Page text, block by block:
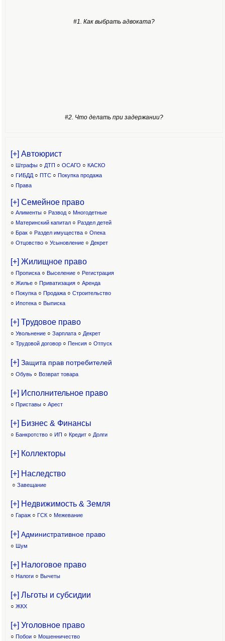
#1. Как выбрать адвоката?
#2. Что делать при задержании?
[+] Автоюрист
○ Штрафы ○ ДТП ○ ОСАГО ○ КАСКО
○ ГИБДД ○ ПТС ○ Покупка продажа
○ Права
[+] Семейное право
○ Алименты ○ Развод ○ Многодетные
○ Материнский капитал○ Раздел детей
○ Брак ○ Раздел имущества ○ Опека
○ Отцовство○ Усыновление ○ Декрет
[+] Жилищное право
○ Прописка ○ Выселение ○ Регистрация
○ Жилье ○ Приватизация ○ Аренда
○ Покупка ○ Продажа ○ Строительство
○ Ипотека ○ Выписка
[+] Трудовое право
○ Увольнение ○ Зарплата ○ Декрет
○ Трудовой договор ○ Пенсия ○ Отпуск
[+] Защита прав потребителей
○ Обувь ○ Возврат товара
[+] Исполнительное право
○ Приставы ○ Арест
[+] Бизнес & Финансы
○ Банкротство ○ ИП ○ Кредит ○ Долги
[+] Коллекторы
[+] Наследство
○ Завещание
[+] Недвижимость & Земля
○ Гараж ○ ГСК ○ Межевание
[+] Административное право
○ Шум
[+] Налоговое право
○ Налоги ○ Вычеты
[+] Льготы и субсидии
○ ЖКХ
[+] Уголовное право
○ Побои ○ Мошенничество